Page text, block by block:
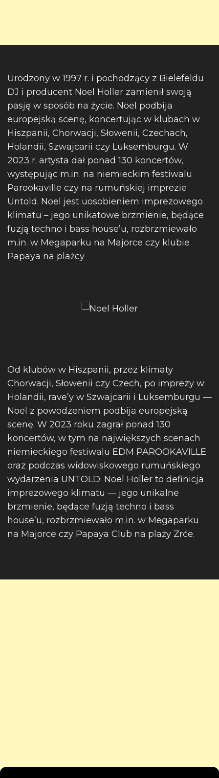
Urodzony w 1997 r. i pochodzący z Bielefeldu
DJ i producent Noel Holler zamienił swoją
pasję w sposób na życie. Noel podbija
europejską scenę, koncertując w klubach w
Hiszpanii, Chorwacji, Słowenii, Czechach,
Holandii, Szwajcarii czy Luksemburgu. W
2023 r. artysta dał ponad 130 koncertów,
występując m.in. na niemieckim festiwalu
Parookaville czy na rumuńskiej imprezie
Untold. Noel jest uosobieniem imprezowego
klimatu – jego unikatowe brzmienie, będące
fuzją techno i bass house’u, rozbrzmiewało
m.in. w Megaparku na Majorce czy klubie
Papaya na plażcy
Od klubów w Hiszpanii, przez klimaty
Chorwacji, Słowenii czy Czech, po imprezy w
Holandii, rave’y w Szwajcarii i Luksemburgu —
Noel z powodzeniem podbija europejską
scenę. W 2023 roku zagrał ponad 130
koncertów, w tym na największych scenach
niemieckiego festiwalu EDM PAROOKAVILLE
oraz podczas widowiskowego rumuńskiego
wydarzenia UNTOLD. Noel Holler to definicja
imprezowego klimatu — jego unikalne
brzmienie, będące fuzją techno i bass
house’u, rozbrzmiewało m.in. w Megaparku
na Majorce czy Papaya Club na plaży Zrće.